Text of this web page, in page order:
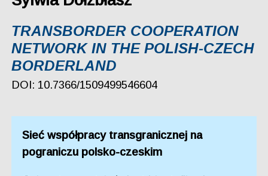
TRANSBORDER COOPERATION
NETWORK IN THE POLISH-CZECH
BORDERLAND
DOI: 10.7366/1509499546604
Sieć współpracy transgranicznej na
pograniczu polsko-czeskim